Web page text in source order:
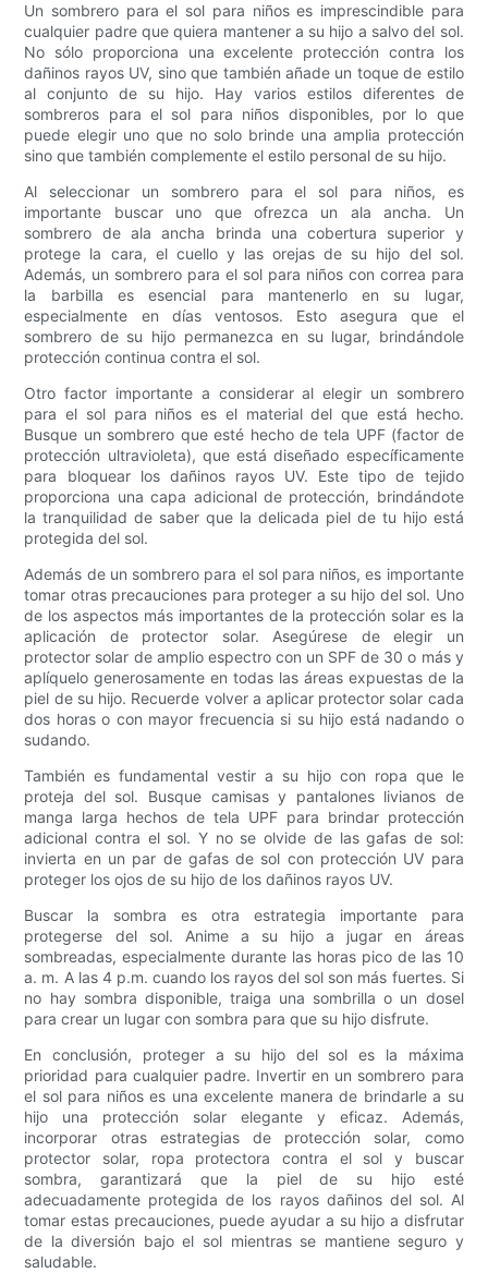
Un sombrero para el sol para niños es imprescindible para
cualquier padre que quiera mantener a su hijo a salvo del sol.
No sólo proporciona una excelente protección contra los
dañinos rayos UV, sino que también añade un toque de estilo
al conjunto de su hijo. Hay varios estilos diferentes de
sombreros para el sol para niños disponibles, por lo que
puede elegir uno que no solo brinde una amplia protección
sino que también complemente el estilo personal de su hijo.
Al seleccionar un sombrero para el sol para niños, es
importante buscar uno que ofrezca un ala ancha. Un
sombrero de ala ancha brinda una cobertura superior y
protege la cara, el cuello y las orejas de su hijo del sol.
Además, un sombrero para el sol para niños con correa para
la barbilla es esencial para mantenerlo en su lugar,
especialmente en días ventosos. Esto asegura que el
sombrero de su hijo permanezca en su lugar, brindándole
protección continua contra el sol.
Otro factor importante a considerar al elegir un sombrero
para el sol para niños es el material del que está hecho.
Busque un sombrero que esté hecho de tela UPF (factor de
protección ultravioleta), que está diseñado específicamente
para bloquear los dañinos rayos UV. Este tipo de tejido
proporciona una capa adicional de protección, brindándote
la tranquilidad de saber que la delicada piel de tu hijo está
protegida del sol.
Además de un sombrero para el sol para niños, es importante
tomar otras precauciones para proteger a su hijo del sol. Uno
de los aspectos más importantes de la protección solar es la
aplicación de protector solar. Asegúrese de elegir un
protector solar de amplio espectro con un SPF de 30 o más y
aplíquelo generosamente en todas las áreas expuestas de la
piel de su hijo. Recuerde volver a aplicar protector solar cada
dos horas o con mayor frecuencia si su hijo está nadando o
sudando.
También es fundamental vestir a su hijo con ropa que le
proteja del sol. Busque camisas y pantalones livianos de
manga larga hechos de tela UPF para brindar protección
adicional contra el sol. Y no se olvide de las gafas de sol:
invierta en un par de gafas de sol con protección UV para
proteger los ojos de su hijo de los dañinos rayos UV.
Buscar la sombra es otra estrategia importante para
protegerse del sol. Anime a su hijo a jugar en áreas
sombreadas, especialmente durante las horas pico de las 10
a. m. A las 4 p.m. cuando los rayos del sol son más fuertes. Si
no hay sombra disponible, traiga una sombrilla o un dosel
para crear un lugar con sombra para que su hijo disfrute.
En conclusión, proteger a su hijo del sol es la máxima
prioridad para cualquier padre. Invertir en un sombrero para
el sol para niños es una excelente manera de brindarle a su
hijo una protección solar elegante y eficaz. Además,
incorporar otras estrategias de protección solar, como
protector solar, ropa protectora contra el sol y buscar
sombra, garantizará que la piel de su hijo esté
adecuadamente protegida de los rayos dañinos del sol. Al
tomar estas precauciones, puede ayudar a su hijo a disfrutar
de la diversión bajo el sol mientras se mantiene seguro y
saludable.